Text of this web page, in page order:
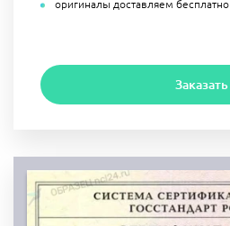
оригиналы доставляем бесплатно
Заказать